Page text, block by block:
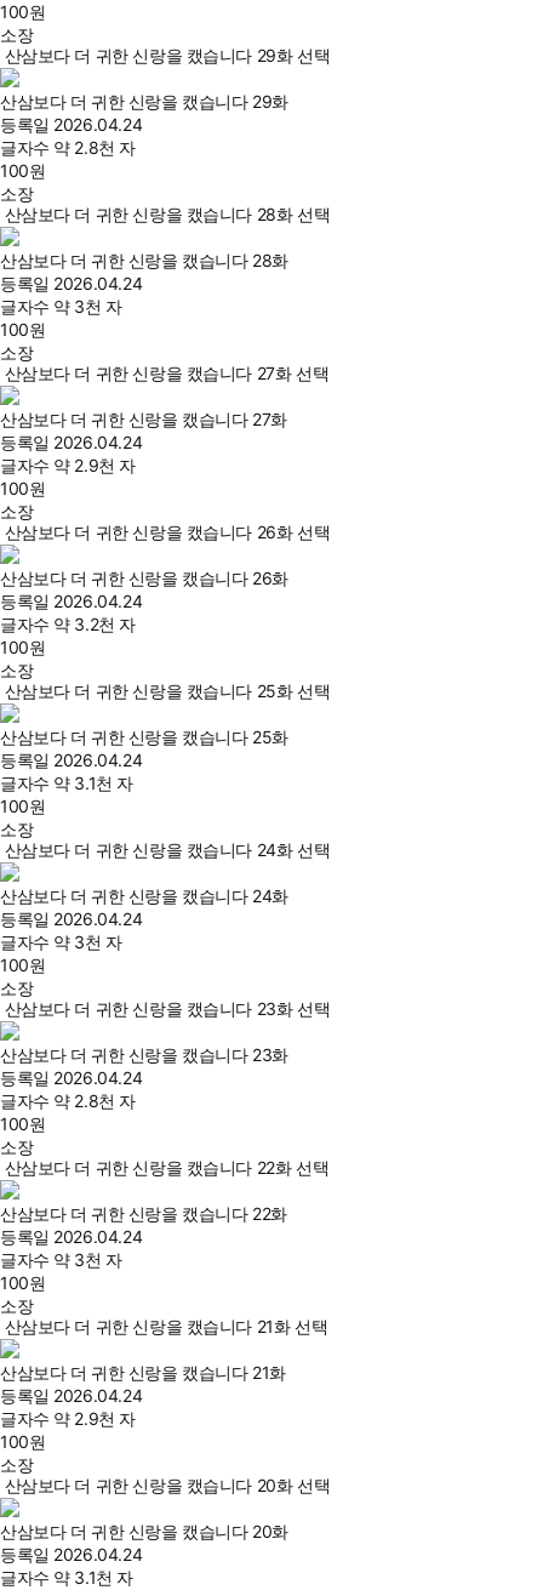
100원
소장
산삼보다 더 귀한 신랑을 캤습니다 29화 선택
산삼보다 더 귀한 신랑을 캤습니다 29화
등록일 2026.04.24
글자수 약 2.8천 자
100원
소장
산삼보다 더 귀한 신랑을 캤습니다 28화 선택
산삼보다 더 귀한 신랑을 캤습니다 28화
등록일 2026.04.24
글자수 약 3천 자
100원
소장
산삼보다 더 귀한 신랑을 캤습니다 27화 선택
산삼보다 더 귀한 신랑을 캤습니다 27화
등록일 2026.04.24
글자수 약 2.9천 자
100원
소장
산삼보다 더 귀한 신랑을 캤습니다 26화 선택
산삼보다 더 귀한 신랑을 캤습니다 26화
등록일 2026.04.24
글자수 약 3.2천 자
100원
소장
산삼보다 더 귀한 신랑을 캤습니다 25화 선택
산삼보다 더 귀한 신랑을 캤습니다 25화
등록일 2026.04.24
글자수 약 3.1천 자
100원
소장
산삼보다 더 귀한 신랑을 캤습니다 24화 선택
산삼보다 더 귀한 신랑을 캤습니다 24화
등록일 2026.04.24
글자수 약 3천 자
100원
소장
산삼보다 더 귀한 신랑을 캤습니다 23화 선택
산삼보다 더 귀한 신랑을 캤습니다 23화
등록일 2026.04.24
글자수 약 2.8천 자
100원
소장
산삼보다 더 귀한 신랑을 캤습니다 22화 선택
산삼보다 더 귀한 신랑을 캤습니다 22화
등록일 2026.04.24
글자수 약 3천 자
100원
소장
산삼보다 더 귀한 신랑을 캤습니다 21화 선택
산삼보다 더 귀한 신랑을 캤습니다 21화
등록일 2026.04.24
글자수 약 2.9천 자
100원
소장
산삼보다 더 귀한 신랑을 캤습니다 20화 선택
산삼보다 더 귀한 신랑을 캤습니다 20화
등록일 2026.04.24
글자수 약 3.1천 자